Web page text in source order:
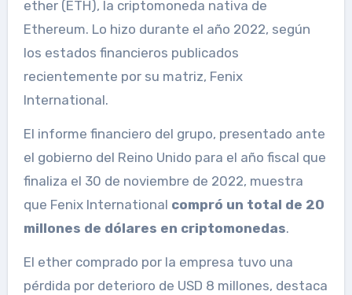
ether (ETH), la criptomoneda nativa de
Ethereum. Lo hizo durante el año 2022, según
los estados financieros publicados
recientemente por su matriz, Fenix ​​​​
International.
El informe financiero del grupo, presentado ante
el gobierno del Reino Unido para el año fiscal que
finaliza el 30 de noviembre de 2022, muestra
que Fenix ​​​​International compró un total de 20
millones de dólares en criptomonedas.
El ether comprado por la empresa tuvo una
pérdida por deterioro de USD 8 millones, destaca